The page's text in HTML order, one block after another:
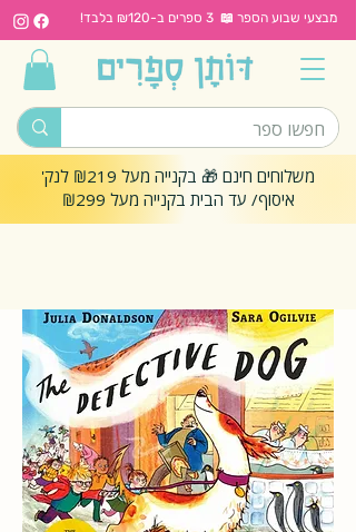
מבצעי שבוע הספר 📖 3 ספרים ב-₪120 בלבד!
משלוחים חינם 🎁 בקנייה מעל ₪219 לנק'
איסוף/ עד הבית בקנייה מעל ₪299